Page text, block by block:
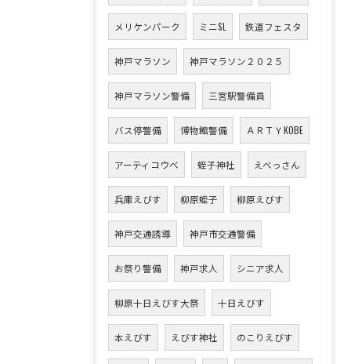
メリケンパーク ミニSL 鉄道フェスタ
神戸マラソン 神戸マラソン２０２５
神戸マラソン警備 三宮駅警備員
バス停警備 博物館警備 ＡＲＴＹKOBE
アーティコウベ 蛭子神社 えべっさん
兵庫えびす 柳原蛭子 柳原えびす
神戸交通誘導 神戸市交通警備
お祭り警備 神戸求人 シニア求人
柳原十日えびす大祭 十日えびす
本えびす えびす神社 のこりえびす